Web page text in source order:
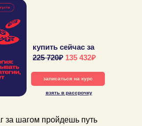
взять в рассрочку
записаться на курс
за шагом пройдешь путь
купить сейчас за
225 720₽ 135 432₽